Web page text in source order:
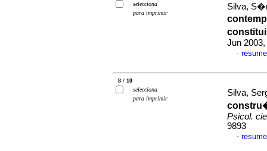
selecciona
para imprimir
Silva,
Jun
·
8 / 10
selecciona
para imprimir
Silva,
Psicol.
9893
·